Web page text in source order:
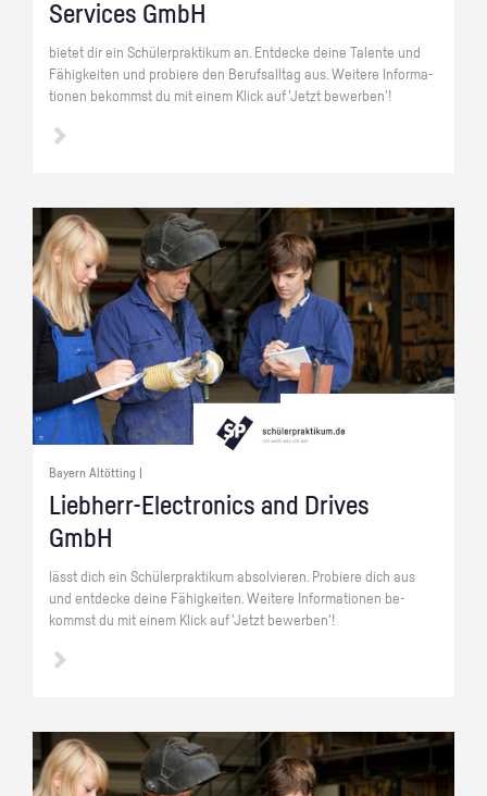
Ser­vices GmbH
bie­tet dir ein Schü­ler­prak­ti­kum an. Ent­de­cke deine Ta­len­te und
Fä­hig­kei­ten und pro­bie­re den Be­rufs­all­tag aus. Wei­te­re In­for­ma­
tio­nen be­kommst du mit einem Klick auf 'Jetzt be­wer­ben'!
Bayern Altötting |
Lieb­herr-Elec­tro­nics and Dri­ves
GmbH
lässt dich ein Schü­ler­prak­ti­kum ab­sol­vie­ren. Pro­bie­re dich aus
und ent­de­cke deine Fä­hig­kei­ten. Wei­te­re In­for­ma­tio­nen be­
kommst du mit einem Klick auf 'Jetzt be­wer­ben'!